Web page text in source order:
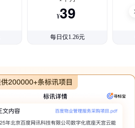
¥39
每日仅1.26元